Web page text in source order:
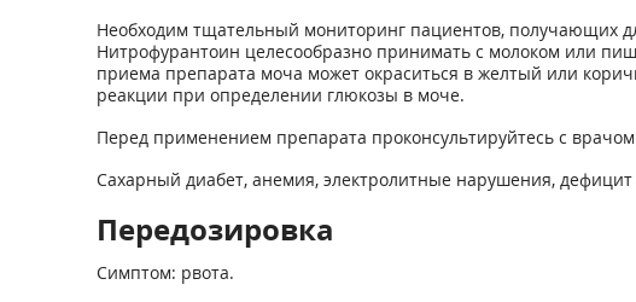
Необходим тщательный мониторинг пациентов, получающих
Нитрофурантоин целесообразно принимать с молоком или
приема препарата моча может окраситься в желтый или
реакции при определении глюкозы в моче.
Перед применением препарата проконсультируйтесь с
Сахарный диабет, анемия, электролитные нарушения,
Передозировка
Симптом: рвота.